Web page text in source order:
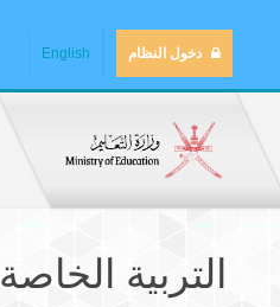
دخول النظام English
التربية الخاصة